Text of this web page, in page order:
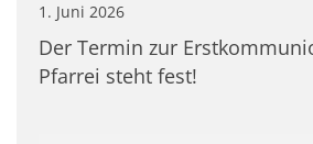
1. Juni 2026
Der Termin zur
Pfarrei steht fest!